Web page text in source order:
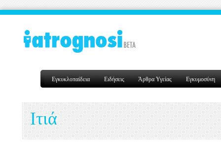
Εγκυκλοπαίδεια Ειδήσεις Άρθρα Υγείας Εγκυμοσύνη
Ιτιά